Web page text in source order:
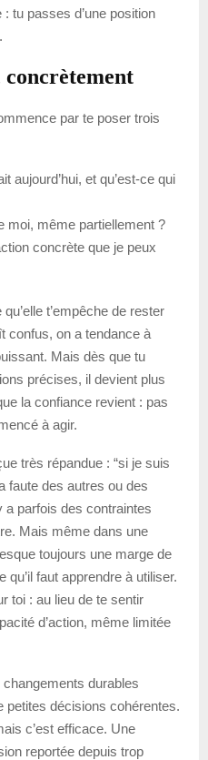
tu passes d’une position
par te poser trois
aujourd’hui, et qu’est-ce qui
moi, même partiellement ?
concrète que je peux
t’empêche de rester
confus, on a tendance à
Mais dès que tu
précises, il devient plus
la confiance revient : pas
à agir.
très répandue : “si je suis
faute des autres ou des
a parfois des contraintes
Mais même dans une
toujours une marge de
faut apprendre à utiliser.
toi : au lieu de te sentir
d’action, même limitée
durables
petites décisions cohérentes.
c’est efficace. Une
reportée depuis trop